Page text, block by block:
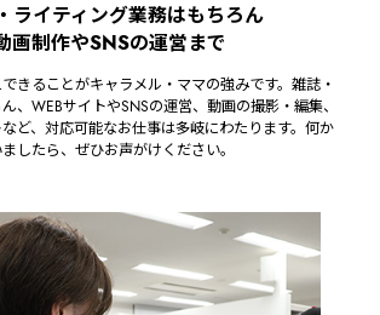
ライティング業務はもちろん
画制作やSNSの運営まで
きることがキャラメル・ママの強みです。雑誌・
、WEBサイトやSNSの運営、動画の撮影・編集、
ど、対応可能なお仕事は多岐にわたります。何か
したら、ぜひお声がけください。